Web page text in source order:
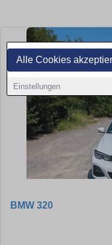
Alle Cookies
Einstellungen
BMW 320